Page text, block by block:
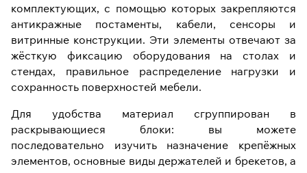
комплектующих, с помощью которых закрепляются
антикражные постаменты, кабели, сенсоры и
витринные конструкции. Эти элементы отвечают за
жёсткую фиксацию оборудования на столах и
стендах, правильное распределение нагрузки и
сохранность поверхностей мебели.
Для удобства материал сгруппирован в
раскрывающиеся блоки: вы можете
последовательно изучить назначение крепёжных
элементов, основные виды держателей и брекетов, а